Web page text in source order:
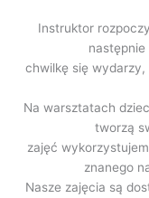
Instruktor
chwilkę się wydarzy,
Na warsztatach
tworzą
zajęć
znanego
Nasze zajęcia są